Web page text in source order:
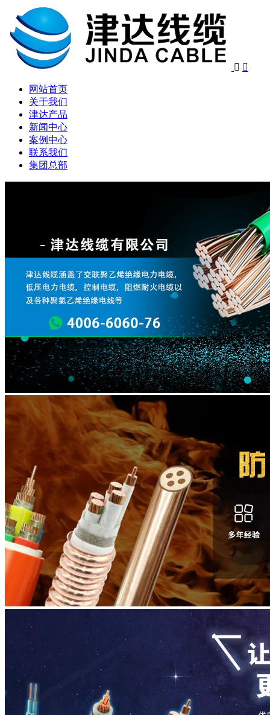
 
网站首页
关于我们
津达产品
新闻中心
案例中心
联系我们
集团总部